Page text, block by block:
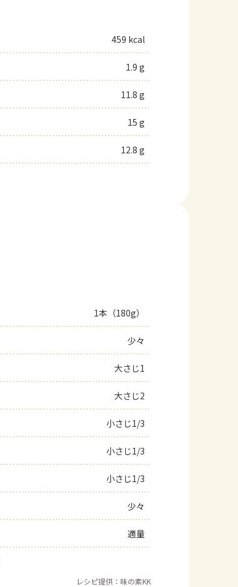
459 kcal
1.9 g
11.8 g
15 g
12.8 g
1本（180g）
少々
大さじ1
大さじ2
小さじ1/3
小さじ1/3
小さじ1/3
少々
適量
レシピ提供：味の素KK